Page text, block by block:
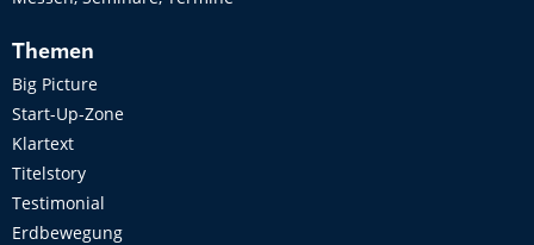
Themen
Big Picture
Start-Up-Zone
Klartext
Titelstory
Testimonial
Erdbewegung